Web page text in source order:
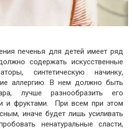
печенья для детей имеет ряд
содержать искусственные
синтетическую начинку,
аллергию. В нем должно быть
лучше разнообразить его
и фруктами. При всем при этом
иначе будет лишь усиливать
ненатуральные сласти,